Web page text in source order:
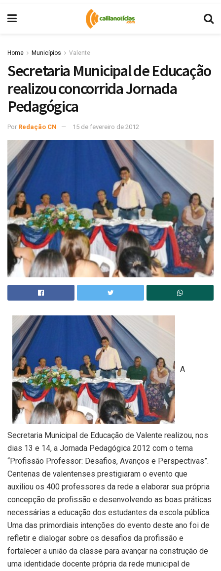
Home Municípios Valente
Secretaria Municipal de Educação
realizou concorrida Jornada
Pedagógica
Por Redação CN 15 de fevereiro de 2012
A
Secretaria Municipal de Educação de Valente realizou, nos
dias 13 e 14, a Jornada Pedagógica 2012 com o tema
“Profissão Professor: Desafios, Avanços e Perspectivas”.
Centenas de valentenses prestigiaram o evento que
auxiliou os 400 professores da rede a elaborar sua própria
concepção de profissão e desenvolvendo as boas práticas
necessárias a educação dos estudantes da escola pública.
Uma das primordiais intenções do evento deste ano foi de
refletir e dialogar sobre os desafios da profissão e
fortalecer a união da classe para avançar na construção de
uma identidade docente própria da rede municipal de